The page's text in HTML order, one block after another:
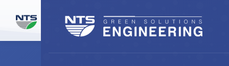
dung